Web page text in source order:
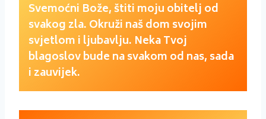
Svemoćni Bože, štiti moju obitelj od
svakog zla. Okruži naš dom svojim
svjetlom i ljubavlju. Neka Tvoj
blagoslov bude na svakom od nas, sada
i zauvijek.